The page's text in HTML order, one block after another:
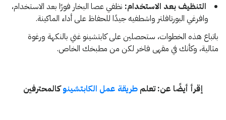
التنظيف بعد الاستخدام: نظفي عصا البخار فورًا بعد الاستخدام،
وافرغي البورتافلتر واشطفيه جيدًا للحفاظ على أداء الماكينة.
باتباع هذه الخطوات، ستحصلين على كابتشينو غني بالنكهة ورغوة
مثالية، وكأنك في مقهى فاخر لكن من مطبخك الخاص.
إقرأ أيضًا عن: تعلم طريقة عمل الكابتشينوكالمحترفين